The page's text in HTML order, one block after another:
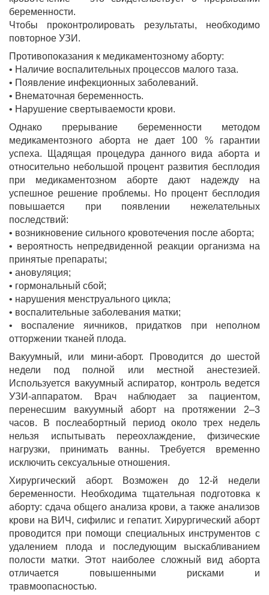
беременности.
Чтобы проконтролировать результаты, необходимо
повторное УЗИ.
Противопоказания к медикаментозному аборту:
• Наличие воспалительных процессов малого таза.
• Появление инфекционных заболеваний.
• Внематочная беременность.
• Нарушение свертываемости крови.
Однако прерывание беременности методом
медикаментозного аборта не дает 100 % гарантии
успеха. Щадящая процедура данного вида аборта и
относительно небольшой процент развития бесплодия
при медикаментозном аборте дают надежду на
успешное решение проблемы. Но процент бесплодия
повышается при появлении нежелательных
последствий:
• возникновение сильного кровотечения после аборта;
• вероятность непредвиденной реакции организма на
принятые препараты;
• ановуляция;
• гормональный сбой;
• нарушения менструального цикла;
• воспалительные заболевания матки;
• воспаление яичников, придатков при неполном
отторжении тканей плода.
Вакуумный, или мини-аборт. Проводится до шестой
недели под полной или местной анестезией.
Используется вакуумный аспиратор, контроль ведется
УЗИ-аппаратом. Врач наблюдает за пациентом,
перенесшим вакуумный аборт на протяжении 2–3
часов. В послеабортный период около трех недель
нельзя испытывать переохлаждение, физические
нагрузки, принимать ванны. Требуется временно
исключить сексуальные отношения.
Хирургический аборт. Возможен до 12-й недели
беременности. Необходима тщательная подготовка к
аборту: сдача общего анализа крови, а также анализов
крови на ВИЧ, сифилис и гепатит. Хирургический аборт
проводится при помощи специальных инструментов с
удалением плода и последующим выскабливанием
полости матки. Этот наиболее сложный вид аборта
отличается повышенными рисками и
травмоопасностью.